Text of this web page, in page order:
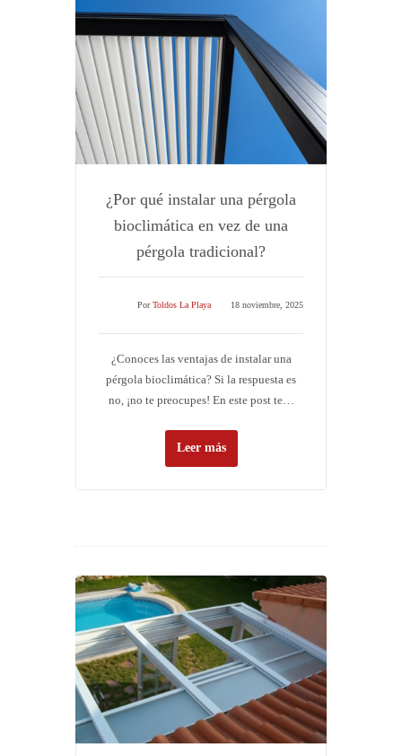
¿Por qué instalar una pérgola
bioclimática en vez de una
pérgola tradicional?
PorToldos La Playa 18 noviembre, 2025
¿Conoces las ventajas de instalar una
pérgola bioclimática? Si la respuesta es
no, ¡no te preocupes! En este post te…
Leer más